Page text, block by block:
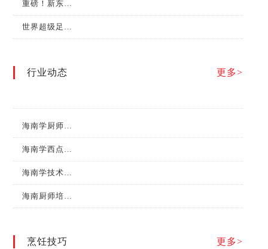
行业动态 更多>
烹饪技巧 更多>